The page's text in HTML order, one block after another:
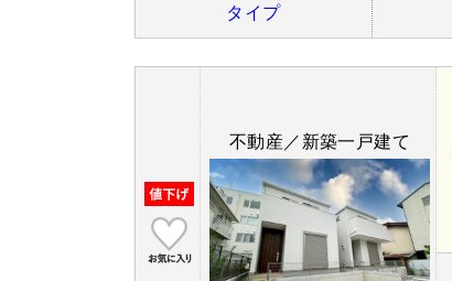
タイプ
不動産／新築一戸建て